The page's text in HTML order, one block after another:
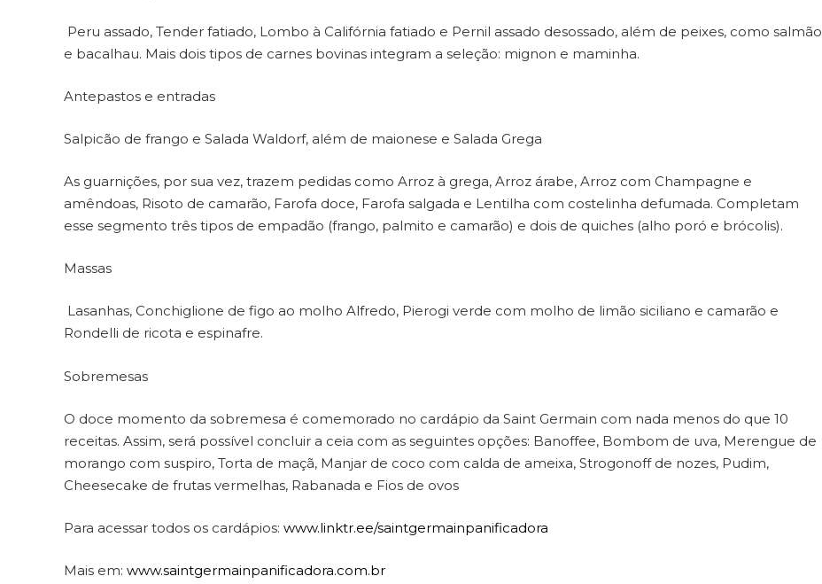
Peru assado, Tender fatiado, Lombo à Califórnia fatiado e Pernil assado desossado, além de peixes, como salmão
e bacalhau. Mais dois tipos de carnes bovinas integram a seleção: mignon e maminha.
Antepastos e entradas
Salpicão de frango e Salada Waldorf, além de maionese e Salada Grega
As guarnições, por sua vez, trazem pedidas como Arroz à grega, Arroz árabe, Arroz com Champagne e
amêndoas, Risoto de camarão, Farofa doce, Farofa salgada e Lentilha com costelinha defumada. Completam
esse segmento três tipos de empadão (frango, palmito e camarão) e dois de quiches (alho poró e brócolis).
Massas
Lasanhas, Conchiglione de figo ao molho Alfredo, Pierogi verde com molho de limão siciliano e camarão e
Rondelli de ricota e espinafre.
Sobremesas
O doce momento da sobremesa é comemorado no cardápio da Saint Germain com nada menos do que 10
receitas. Assim, será possível concluir a ceia com as seguintes opções: Banoffee, Bombom de uva, Merengue de
morango com suspiro, Torta de maçã, Manjar de coco com calda de ameixa, Strogonoff de nozes, Pudim,
Cheesecake de frutas vermelhas, Rabanada e Fios de ovos
Para acessar todos os cardápios: www.linktr.ee/saintgermainpanificadora
Mais em: www.saintgermainpanificadora.com.br